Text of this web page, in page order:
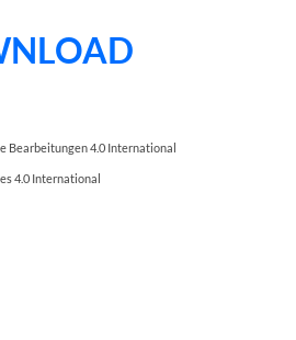
Bearbeitungen 4.0 International
4.0 International